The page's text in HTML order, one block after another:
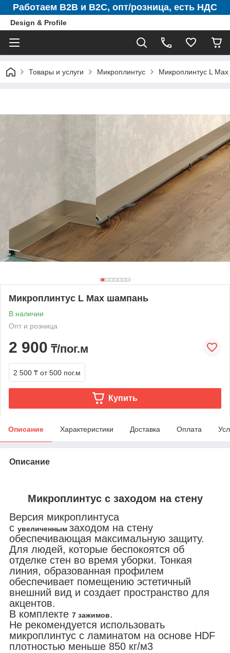
Работаем B2B и B2C, опт/розница, есть НДС
Design & Profile
Товары и услуги Микроплинтус Микроплинтус L
Микроплинтус L Max шампань
В наличии
Опт и розница
2 900 ₸/пог.м
2 500 ₸ от 500 пог.м
Купить
Описание Характеристики Доставка Оплата
Описание
Микроплинтус с заходом на стену
Версия микроплинтуса
с увеличенным заходом на стену
обеспечивающая максимальную защиту.
Для людей, которые беспокоятся об
отделке стен во время уборки. Тонкая
линия, образованная профилем
обеспечивает помещению эстетичный
внешний вид и создает пространство для
акцентов.
В комплекте 7 зажимов.
Не рекомендуется использовать
микроплинтус с ламинатом на основе HDF
плотностью меньше 850 кг/м3